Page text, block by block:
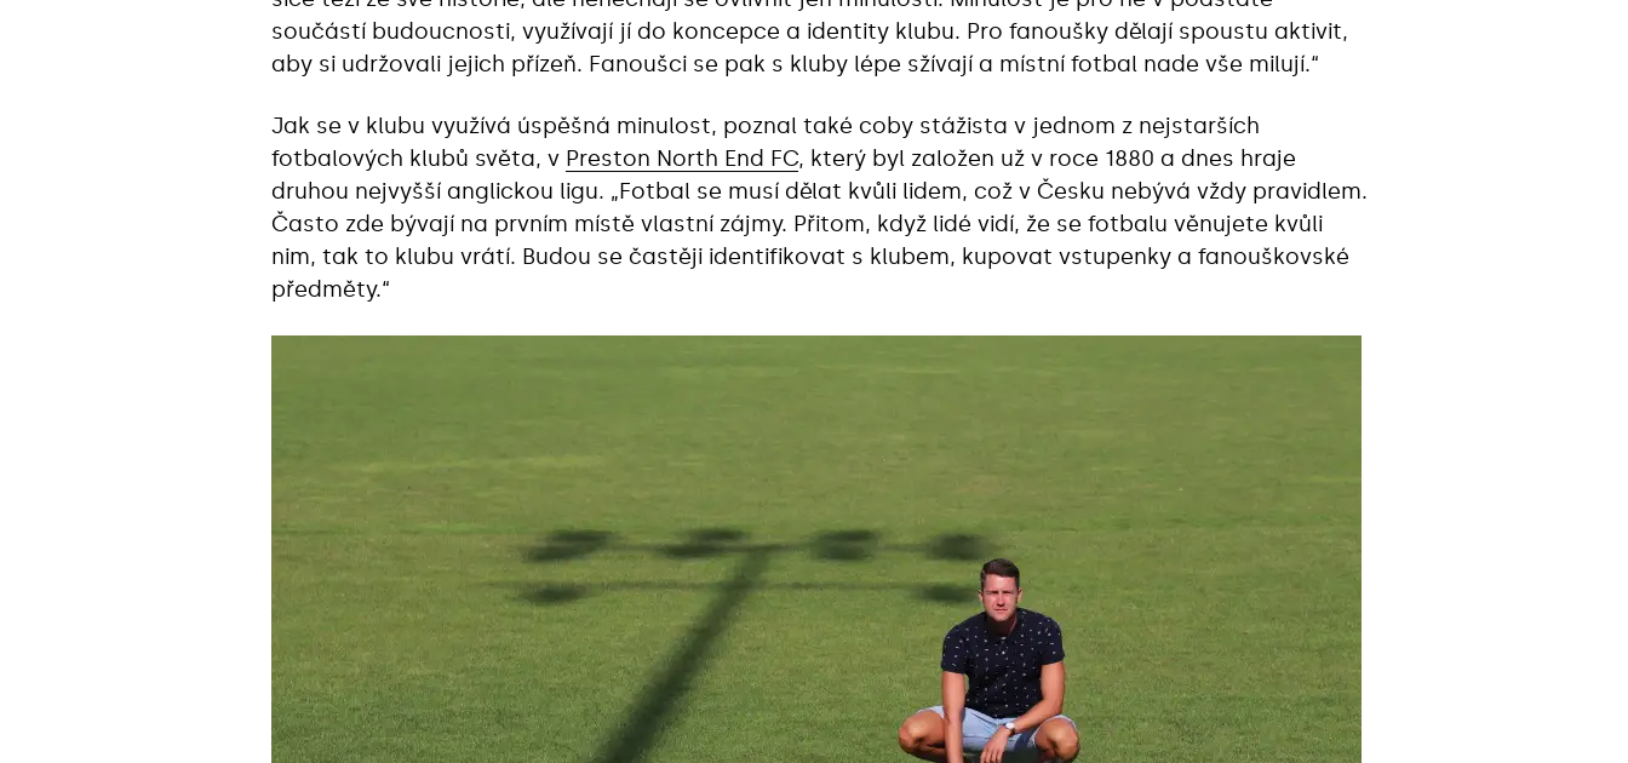
součástí budoucnosti, využívají jí do koncepce a identity klubu. Pro fanoušky dělají spoustu aktivit,
aby si udržovali jejich přízeň. Fanoušci se pak s kluby lépe sžívají a místní fotbal nade vše milují.“
Jak se v klubu využívá úspěšná minulost, poznal také coby stážista v jednom z nejstarších
fotbalových klubů světa, v Preston North End FC, který byl založen už v roce 1880 a dnes hraje
druhou nejvyšší anglickou ligu. „Fotbal se musí dělat kvůli lidem, což v Česku nebývá vždy pravidlem.
Často zde bývají na prvním místě vlastní zájmy. Přitom, když lidé vidí, že se fotbalu věnujete kvůli
nim, tak to klubu vrátí. Budou se častěji identifikovat s klubem, kupovat vstupenky a fanouškovské
předměty.“